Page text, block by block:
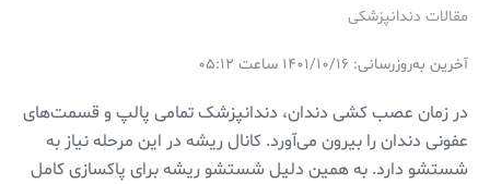
مقالات دندانپزشکی
آخرین به‌روزرسانی: ۱۴۰۱/۱۰/۱۶ ساعت ۰۵:۱۲
در زمان عصب کشی دندان، دندانپزشک تمامی پالپ و قسمت‌های
عفونی دندان را بیرون می‌آورد. کانال ریشه در این مرحله نیاز به
شستشو دارد. به همین دلیل شستشو ریشه برای پاکسازی کامل